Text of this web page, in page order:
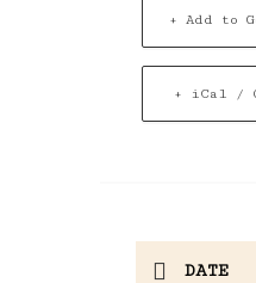
+ Add to
+ iCal /
DATE